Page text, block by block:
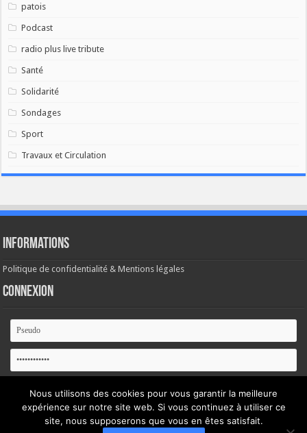
patois
Podcast
radio plus live tribute
Santé
Solidarité
Sondages
Sport
Travaux et Circulation
Informations
Politique de confidentialité & Mentions légales
Connexion
Se souvenir de moi
Mot de passe oublié ?
Nous utilisons des cookies pour vous garantir la meilleure
expérience sur notre site web. Si vous continuez à utiliser ce
site, nous supposerons que vous en êtes satisfait.